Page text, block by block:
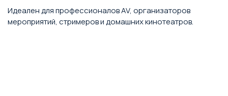
Идеален для профессионалов AV, организаторов
мероприятий, стримеров и домашних кинотеатров.